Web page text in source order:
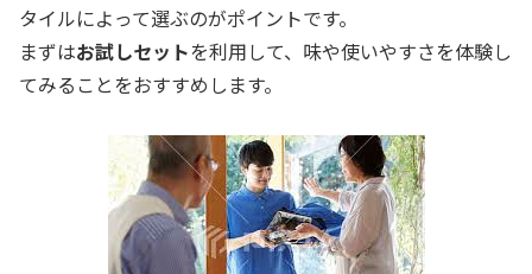
タイルによって選ぶのがポイントです。
まずはお試しセットを利用して、味や使いやすさを体験し
てみることをおすすめします。